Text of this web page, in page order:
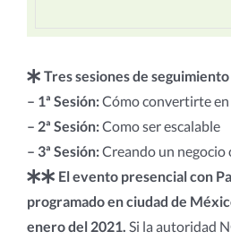
Tres sesiones de
– 1ª Sesión:Cómo convertirte
– 2ª Sesión:Como ser escalable
– 3ª Sesión:Creando un
El evento presencial con
programado en ciudad de
enero del 2021. Si la autoridad